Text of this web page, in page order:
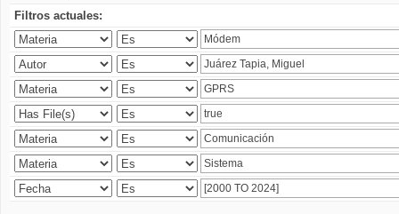
Filtros actuales: